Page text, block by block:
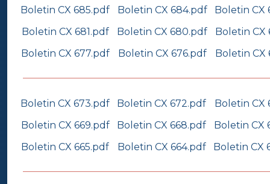
Boletin CX 685.pdf Boletin CX 684.pdf
Boletin CX
Boletin CX 681.pdf
Boletin CX 680.pdf
Boletin CX
Boletin CX 677.pdf
Boletin CX 676.pdf Boletin CX
Boletin CX 673.pdf Boletin CX 672.pdf
Boletin CX
Boletin CX 669.pdf
Boletin CX 668.pdf
Boletin CX
Boletin CX 665.pdf
Boletin CX 664.pdf Boletin CX